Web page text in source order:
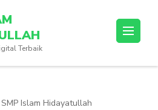
Terbaik
Islam Hidayatullah